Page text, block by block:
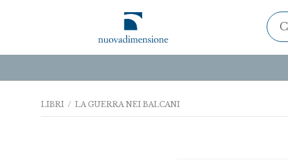
LIBRI / LA GUERRA NEI BALCANI